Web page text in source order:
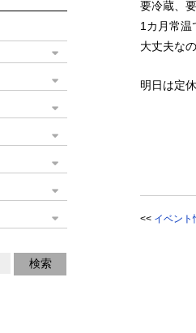
要冷蔵、要
1カ月常温
大丈夫な
明日は定
<< イベン